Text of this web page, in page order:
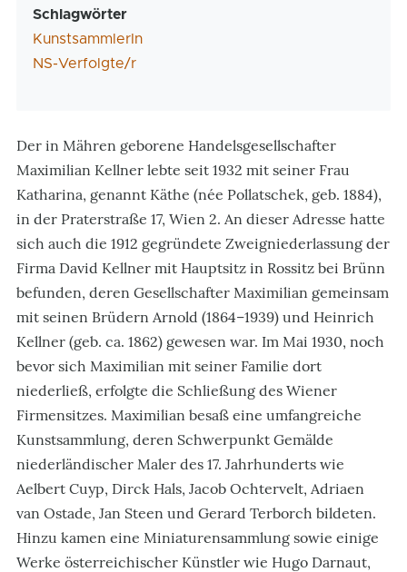
Schlagwörter
KunstsammlerIn
NS-Verfolgte/r
Der in Mähren geborene Handelsgesellschafter
Maximilian Kellner lebte seit 1932 mit seiner Frau
Katharina, genannt Käthe (née Pollatschek, geb. 1884),
in der Praterstraße 17, Wien 2. An dieser Adresse hatte
sich auch die 1912 gegründete Zweigniederlassung der
Firma David Kellner mit Hauptsitz in Rossitz bei Brünn
befunden, deren Gesellschafter Maximilian gemeinsam
mit seinen Brüdern Arnold (1864–1939) und Heinrich
Kellner (geb. ca. 1862) gewesen war. Im Mai 1930, noch
bevor sich Maximilian mit seiner Familie dort
niederließ, erfolgte die Schließung des Wiener
Firmensitzes. Maximilian besaß eine umfangreiche
Kunstsammlung, deren Schwerpunkt Gemälde
niederländischer Maler des 17. Jahrhunderts wie
Aelbert Cuyp, Dirck Hals, Jacob Ochtervelt, Adriaen
van Ostade, Jan Steen und Gerard Terborch bildeten.
Hinzu kamen eine Miniaturensammlung sowie einige
Werke österreichischer Künstler wie Hugo Darnaut,